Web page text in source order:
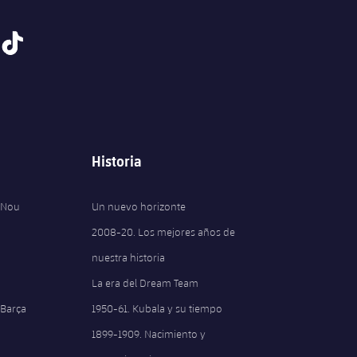
tiktok
Historia
Un nuevo horizonte
2008-20. Los mejores años de
nuestra historia
La era del Dream Team
1950-61. Kubala y su tiempo
1899-1909. Nacimiento y